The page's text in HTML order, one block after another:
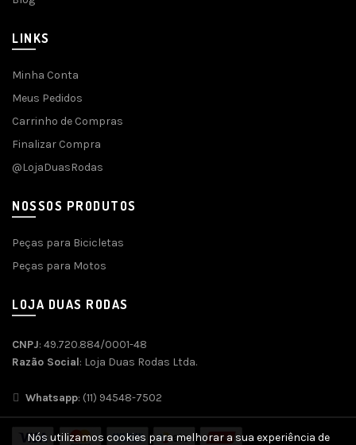
LINKS
Minha Conta
Meus Pedidos
Carrinho de Compras
Finalizar Compra
@LojaDuasRodas
NOSSOS PRODUTOS
Peças para Bicicletas
Peças para Motos
LOJA DUAS RODAS
CNPJ: 49.720.884/0001-48
Razão Social: Loja Duas Rodas Ltda.
Whatsapp: (11) 94548-7502
Nós utilizamos cookies para melhorar a sua experiência de